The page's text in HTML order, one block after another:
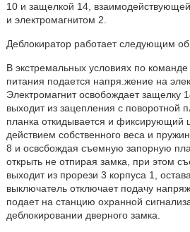
10 и защелкой 14,
и электромагнитом 2.
Деблокиратор работает следующим
В экстремальных условиях по команде
питания подается напря.жение на
Электромагнит освобождает защелку
выходит из зацепления с поворотной
планка откидывается и фиксирующий
действием собственного веса и
8 и освсбождая съемную запорную
открыть не отпирая замка, при этом
выходит из прорези 3 корпуса 1,
выключатель отключает подачу
подает на станцию охранной
деблокировании дверного замка.